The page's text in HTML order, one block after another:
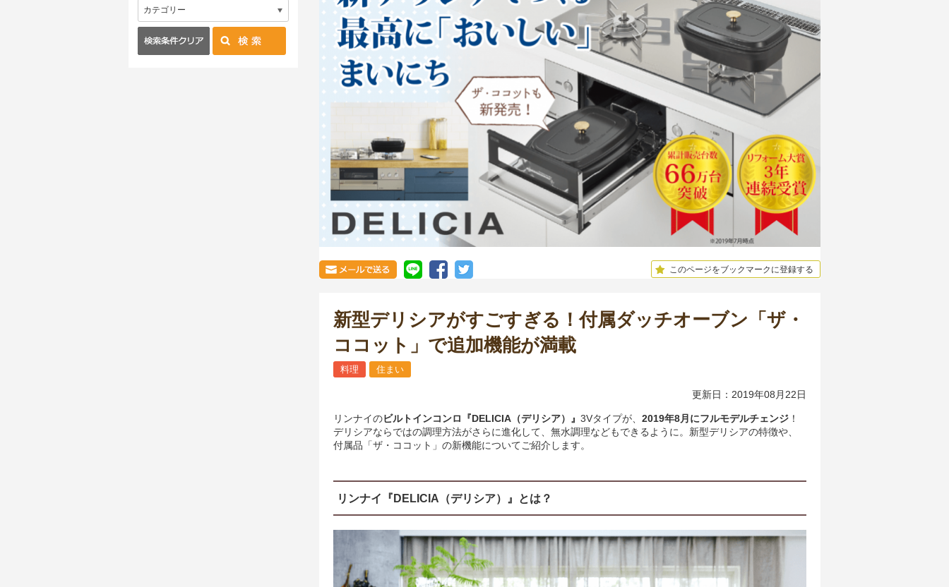
このページをブックマークに登録する
新型デリシアがすごすぎる！付属ダッチオーブン「ザ・
ココット」で追加機能が満載
料理 住まい
更新日：2019年08月22日
リンナイのビルトインコンロ『DELICIA（デリシア）』 3Vタイプが、 2019年8月にフルモデルチェンジ ！
デリシアならではの調理方法がさらに進化して、無水調理などもできるように。新型デリシアの特徴や、
付属品「ザ・ココット」の新機能についてご紹介します。
リンナイ『DELICIA（デリシア）』とは？